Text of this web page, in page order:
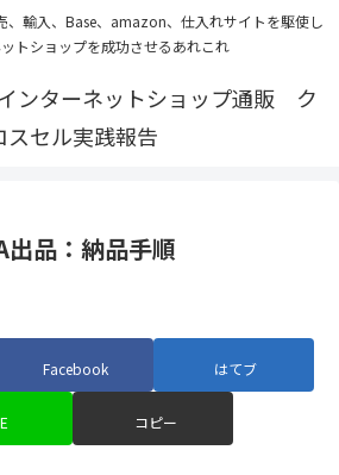
、輸入、Base、amazon、仕入れサイトを駆使し
トショップを成功させるあれこれ
出品：納品手順
Facebook はてブ
コピー